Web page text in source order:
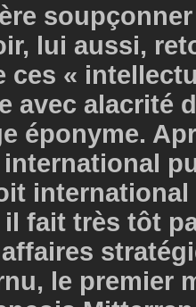
lui aussi,
ces «
avec alacrité
éponyme.
international
international
fait très tôt
le premier